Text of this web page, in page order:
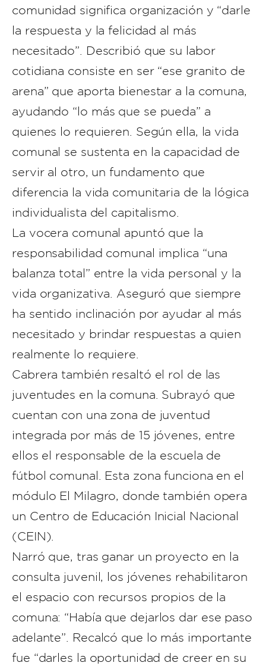
comunidad significa organización y “darle
la respuesta y la felicidad al más
necesitado”. Describió que su labor
cotidiana consiste en ser “ese granito de
arena” que aporta bienestar a la comuna,
ayudando “lo más que se pueda” a
quienes lo requieren. Según ella, la vida
comunal se sustenta en la capacidad de
servir al otro, un fundamento que
diferencia la vida comunitaria de la lógica
individualista del capitalismo.
La vocera comunal apuntó que la
responsabilidad comunal implica “una
balanza total” entre la vida personal y la
vida organizativa. Aseguró que siempre
ha sentido inclinación por ayudar al más
necesitado y brindar respuestas a quien
realmente lo requiere.
Cabrera también resaltó el rol de las
juventudes en la comuna. Subrayó que
cuentan con una zona de juventud
integrada por más de 15 jóvenes, entre
ellos el responsable de la escuela de
fútbol comunal. Esta zona funciona en el
módulo El Milagro, donde también opera
un Centro de Educación Inicial Nacional
(CEIN).
Narró que, tras ganar un proyecto en la
consulta juvenil, los jóvenes rehabilitaron
el espacio con recursos propios de la
comuna: “Había que dejarlos dar ese paso
adelante”. Recalcó que lo más importante
fue “darles la oportunidad de creer en su